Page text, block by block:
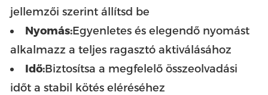
jellemzői szerint állítsd be
Nyomás:Egyenletes és elegendő nyomást
alkalmazz a teljes ragasztó aktiválásához
Idő:Biztosítsa a megfelelő összeolvadási
időt a stabil kötés eléréséhez